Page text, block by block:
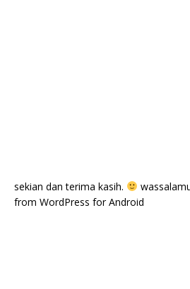
sekian dan terima kasih.
from WordPress for Android